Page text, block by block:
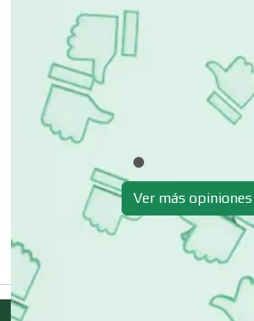
Cibercafés
Clínicas de Belleza
Clínicas de Rehabilitación
Clínicas y Hospitales
Ver más opiniones